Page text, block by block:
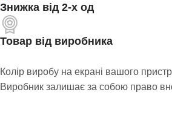
Знижка від 2-х од
Товар від виробника
Колір виробу на екрані вашого
Виробник залишає за собою право